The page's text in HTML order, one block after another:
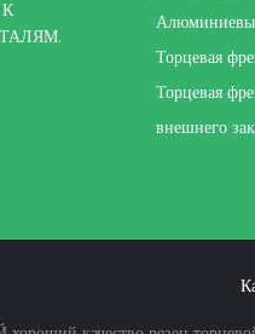
К
Торцевая
Торцевая
внешнего